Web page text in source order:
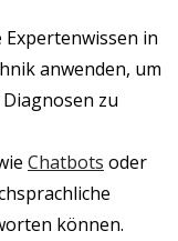
Expertenwissen in
anwenden, um
zu
Chatbots oder
können.